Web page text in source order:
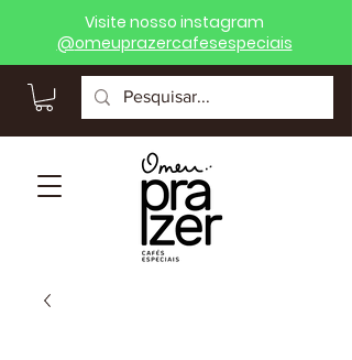
Visite nosso instagram
@omeuprazercafesespeciais